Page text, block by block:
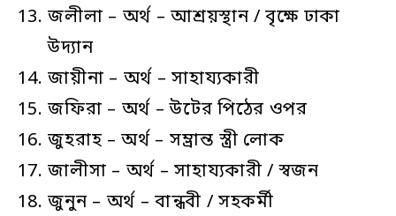
জলীলা – অর্থ – আশ্রয়স্থান / বৃক্ষে ঢাকা
উদ্যান
জায়ীনা – অর্থ – সাহায্যকারী
জফিরা – অর্থ – উটের পিঠের ওপর
জুহরাহ – অর্থ – সম্ভ্রান্ত স্ত্রী লোক
জালীসা – অর্থ – সাহায্যকারী / স্বজন
জুনুন – অর্থ – বান্ধবী / সহকর্মী